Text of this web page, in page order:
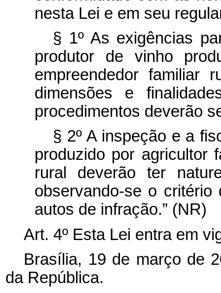
nesta Lei e em seu
§ 1º As exigências
produtor de vinho
empreendedor familiar
dimensões e
procedimentos deverão
§ 2º A inspeção e a
produzido por agricultor
rural deverão ter
observando-se o
autos de infração.” (NR)
Art. 4º Esta Lei entra em
Brasília, 19 de março de
da República.